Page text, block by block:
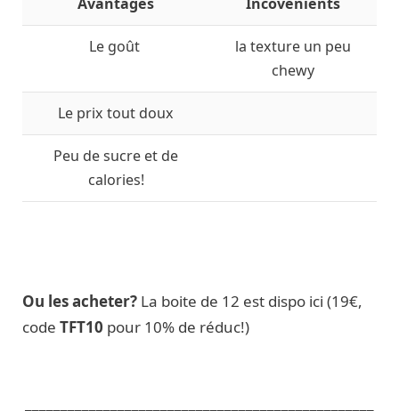
Le goût
la texture un peu
chewy
Le prix tout doux
Peu de sucre et de
calories!
Ou les acheter? La boite de 12 est dispo ici (19€,
code TFT10 pour 10% de réduc!)